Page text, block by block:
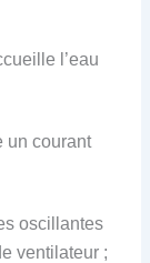
l’eau
un courant
oscillantes
ventilateur ;